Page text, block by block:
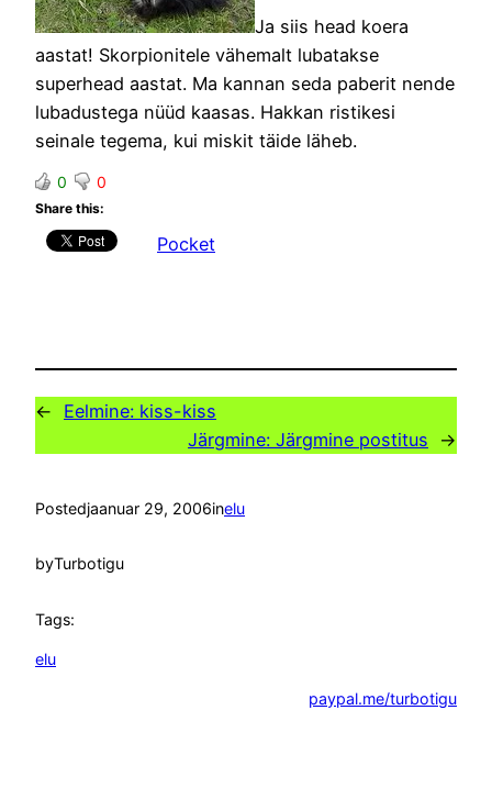
Ja siis head koera
aastat! Skorpionitele vähemalt lubatakse
superhead aastat. Ma kannan seda paberit nende
lubadustega nüüd kaasas. Hakkan ristikesi
seinale tegema, kui miskit täide läheb.
0 0
Share this:
Pocket
← Eelmine: kiss-kiss
Järgmine: Järgmine postitus →
Postedjaanuar 29, 2006inelu
byTurbotigu
Tags:
elu
paypal.me/turbotigu